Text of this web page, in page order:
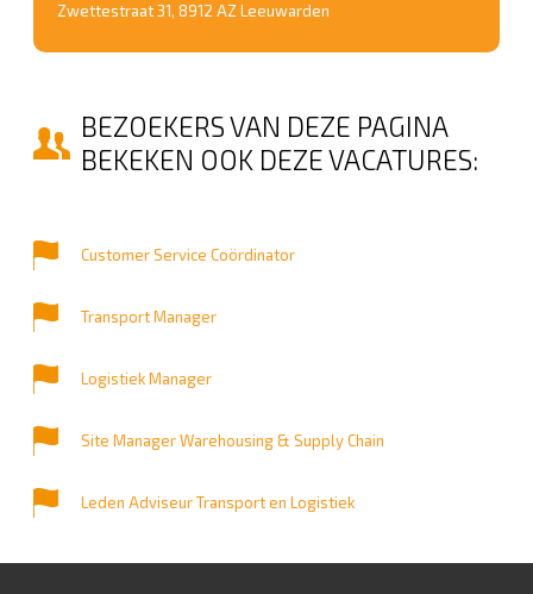
Zwettestraat 31, 8912 AZ Leeuwarden
BEZOEKERS VAN DEZE PAGINA
BEKEKEN OOK DEZE VACATURES:
Customer Service Coördinator
Transport Manager
Logistiek Manager
Site Manager Warehousing & Supply Chain
Leden Adviseur Transport en Logistiek